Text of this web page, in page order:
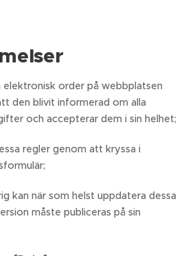
order på webbplatsen
den blivit informerad om alla
och accepterar dem i sin helhet;
regler genom att kryssa i
kan när som helst uppdatera dessa
måste publiceras på sin